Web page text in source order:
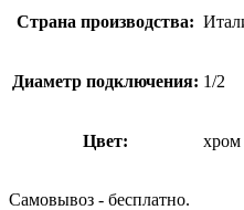
Страна производства:
Диаметр подключения: 1/2
Цвет: хром
Самовывоз - бесплатно.